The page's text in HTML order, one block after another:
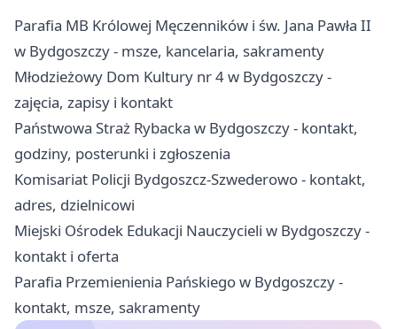
Parafia MB Królowej Męczenników i św. Jana Pawła II
w Bydgoszczy - msze, kancelaria, sakramenty
Młodzieżowy Dom Kultury nr 4 w Bydgoszczy -
zajęcia, zapisy i kontakt
Państwowa Straż Rybacka w Bydgoszczy - kontakt,
godziny, posterunki i zgłoszenia
Komisariat Policji Bydgoszcz-Szwederowo - kontakt,
adres, dzielnicowi
Miejski Ośrodek Edukacji Nauczycieli w Bydgoszczy -
kontakt i oferta
Parafia Przemienienia Pańskiego w Bydgoszczy -
kontakt, msze, sakramenty